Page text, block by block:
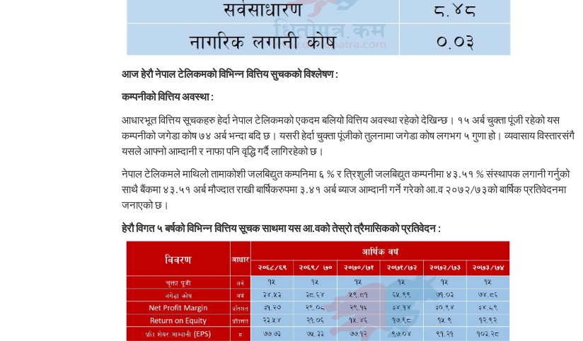
आज हेरौ नेपाल टेलिकमको विभिन्न वित्तिय सुचकको विश्लेषण :
कम्पनीको वित्तिय अवस्था :
आधारभूत वित्तिय सूचकहरु हेर्दा नेपाल टेलिकमको एकदम बलियो वित्तिय अवस्था रहेको देखिन्छ। १५ अर्ब चुक्ता पूंजी रहेको यस
कम्पनीको जगेडा कोष ७४ अर्ब भन्दा बदि छ। यसरी हेर्दा चुक्ता पूंजीको तुलनामा जगेडा कोष लगभग ५ गुणा हो। व्यवासाय विस्तारसंगै
यसले आफ्नो आम्दानी र नाफा पनि वृद्धि गर्दै लागिरहेको छ।
नेपाल टेलिकमले माथिलो तामाकोशी जलबिद्युत कम्पनिमा ६ % र त्रिशुली जलबिद्युत कम्पनीमा ४३.५१ % संस्थापक लगानी गर्नुको
साथै बैंकमा ४३.५१ अर्ब मौज्दात राखी बार्षिकरुपमा ३.४१ अर्ब ब्याज आम्दानी गर्ने गरेको आ.व २०७२/७३को बार्षिक प्रतिवेदनमा
जनाएको छ।
हेरौ विगत ५ बर्षको विभिन्न वित्तिय सूचक साथमा यस आ.वको तेस्रो त्रैमासिकको प्रतिवेदन :